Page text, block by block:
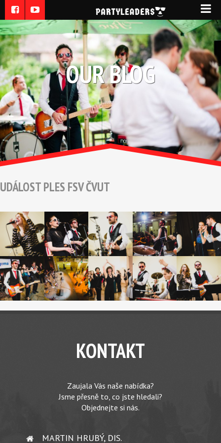
OUR BLOG
UDÁLOST PLES FSV ČVUT
KONTAKT
Zaujala Vás naše nabídka?
Jsme přesně to, co jste hledali?
Objednejte si nás.
MARTIN HRUBÝ, DIS.